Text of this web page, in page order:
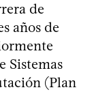
de
años de
Sistemas
(Plan